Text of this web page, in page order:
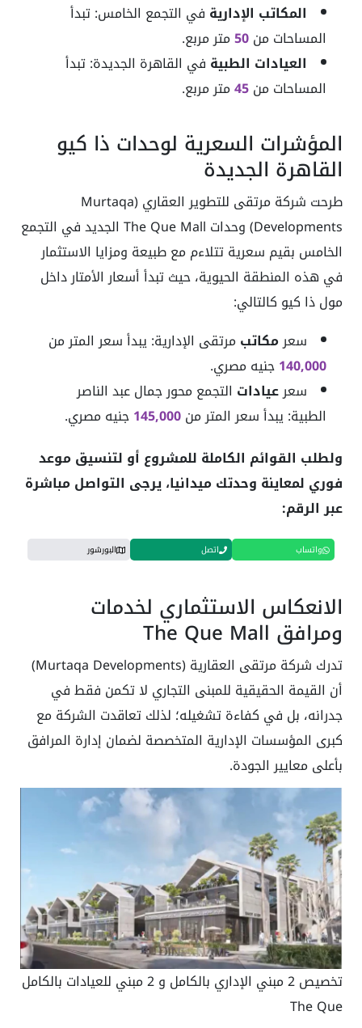
المكاتب الإدارية في التجمع الخامس: تبدأ
المساحات من50متر مربع.
العيادات الطبية في القاهرة الجديدة: تبدأ
المساحات من45متر مربع.
المؤشرات السعرية لوحدات ذا كيو
القاهرة الجديدة
طرحت شركة مرتقى للتطوير العقاري (Murtaqa
Developments) وحدات The Que Mall الجديد في التجمع
الخامس بقيم سعرية تتلاءم مع طبيعة ومزايا الاستثمار
في هذه المنطقة الحيوية، حيث تبدأ أسعار الأمتار داخل
مول ذا كيو كالتالي:
سعرمكاتب مرتقى الإدارية: يبدأ سعر المتر من
140,000جنيه مصري.
سعرعيادات التجمع محور جمال عبد الناصر
الطبية: يبدأ سعر المتر من145,000جنيه مصري.
ولطلب القوائم الكاملة للمشروع أو لتنسيق موعد
فوري لمعاينة وحدتك ميدانيا، يرجى التواصل مباشرة
عبر الرقم:
واتساب اتصل البورشور
الانعكاس الاستثماري لخدمات
ومرافق The Que Mall
تدرك شركة مرتقى العقارية (Murtaqa Developments)
أن القيمة الحقيقية للمبنى التجاري لا تكمن فقط في
جدرانه، بل في كفاءة تشغيله؛ لذلك تعاقدت الشركة مع
كبرى المؤسسات الإدارية المتخصصة لضمان إدارة المرافق
بأعلى معايير الجودة.
تخصيص 2 مبني الإداري بالكامل و 2 مبني للعيادات بالكامل
The Que